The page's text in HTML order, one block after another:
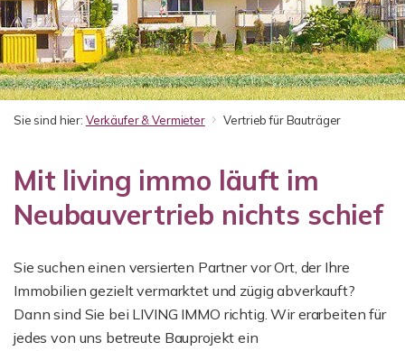
Sie sind hier: Verkäufer & Vermieter Vertrieb für Bauträger
Mit living immo läuft im
Neubauvertrieb nichts schief
Sie suchen einen versierten Partner vor Ort, der Ihre
Immobilien gezielt vermarktet und zügig abverkauft?
Dann sind Sie bei LIVING IMMO richtig. Wir erarbeiten für
jedes von uns betreute Bauprojekt ein